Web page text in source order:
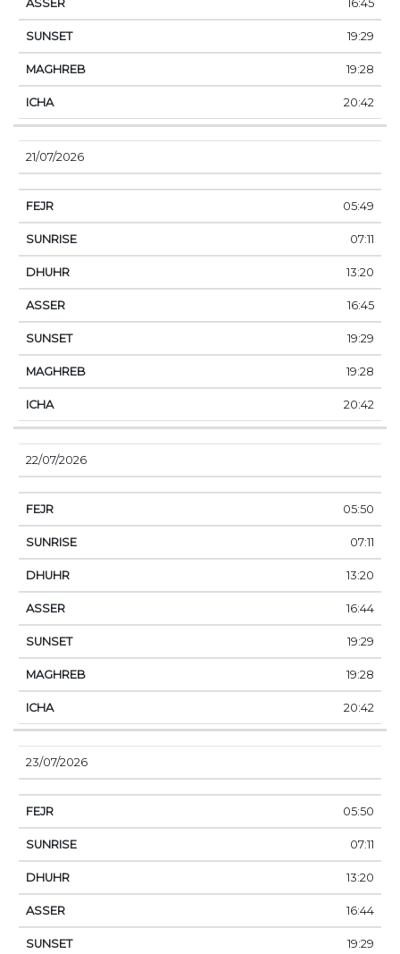
16:45
19:29
19:28
20:42
21/07/2026
05:49
07:11
13:20
16:45
19:29
19:28
20:42
22/07/2026
05:50
07:11
13:20
16:44
19:29
19:28
20:42
23/07/2026
05:50
07:11
13:20
16:44
19:29